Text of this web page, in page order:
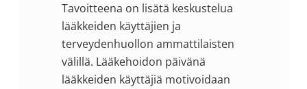
Tavoitteena on lisätä keskustelua
lääkkeiden käyttäjien ja
terveydenhuollon ammattilaisten
välillä. Lääkehoidon päivänä
lääkkeiden käyttäjiä motivoidaan